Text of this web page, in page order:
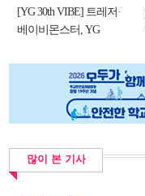
[YG 30th VIBE] 트레저·
베이비몬스터, YG
많이 본 기사